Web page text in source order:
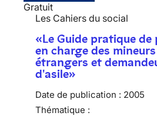
Gratuit
Les Cahiers du social
«Le Guide pratique de
en charge des
étrangers et
d'asile»
Date de publication : 2005
Thématique :